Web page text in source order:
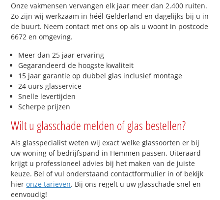
Onze vakmensen vervangen elk jaar meer dan 2.400 ruiten.
Zo zijn wij werkzaam in héél Gelderland en dagelijks bij u in
de buurt. Neem contact met ons op als u woont in postcode
6672 en omgeving.
Meer dan 25 jaar ervaring
Gegarandeerd de hoogste kwaliteit
15 jaar garantie op dubbel glas inclusief montage
24 uurs glasservice
Snelle levertijden
Scherpe prijzen
Wilt u glasschade melden of glas bestellen?
Als glasspecialist weten wij exact welke glassoorten er bij
uw woning of bedrijfspand in Hemmen passen. Uiteraard
krijgt u professioneel advies bij het maken van de juiste
keuze. Bel of vul onderstaand contactformulier in of bekijk
hieronze tarieven. Bij ons regelt u uw glasschade snel en
eenvoudig!